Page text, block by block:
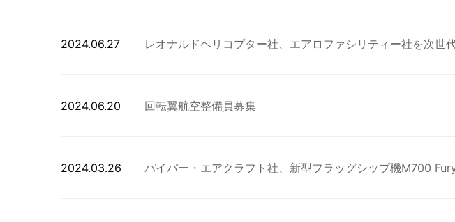
2024.06.27 レオナルドヘリコプター社、エアロファシリティー社を次
2024.06.20 回転翼航空整備員募集
2024.03.26 パイパー・エアクラフト社、新型フラッグシップ機M700